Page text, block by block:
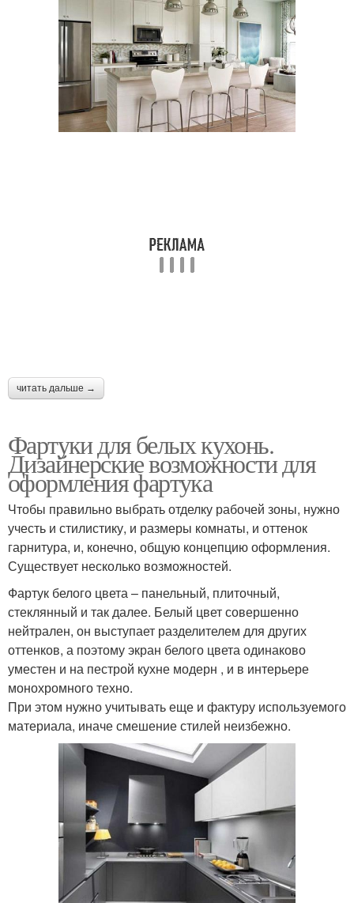
читать дальше →
Фартуки для белых кухонь.
Дизайнерские возможности для
оформления фартука
Чтобы правильно выбрать отделку рабочей зоны, нужно
учесть и стилистику, и размеры комнаты, и оттенок
гарнитура, и, конечно, общую концепцию оформления.
Существует несколько возможностей.
Фартук белого цвета – панельный, плиточный,
стеклянный и так далее. Белый цвет совершенно
нейтрален, он выступает разделителем для других
оттенков, а поэтому экран белого цвета одинаково
уместен и на пестрой кухне модерн , и в интерьере
монохромного техно.
При этом нужно учитывать еще и фактуру используемого
материала, иначе смешение стилей неизбежно.